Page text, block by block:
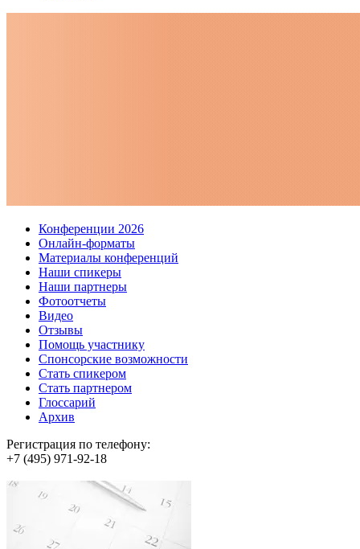
Конференции 2026
Онлайн-форматы
Материалы конференций
Наши спикеры
Наши партнеры
Фотоотчеты
Видео
Отзывы
Помощь участнику
Спонсорские возможности
Стать спикером
Стать партнером
Глоссарий
Архив
Регистрация по телефону:
+7 (495) 971-92-18